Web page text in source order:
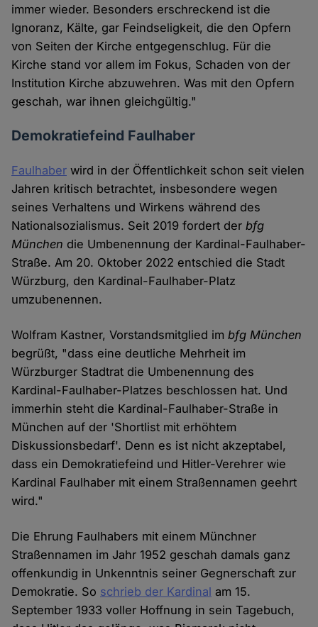
immer wieder. Besonders erschreckend ist die
Ignoranz, Kälte, gar Feindseligkeit, die den Opfern
von Seiten der Kirche entgegenschlug. Für die
Kirche stand vor allem im Fokus, Schaden von der
Institution Kirche abzuwehren. Was mit den Opfern
geschah, war ihnen gleichgültig."
Demokratiefeind Faulhaber
Faulhaber wird in der Öffentlichkeit schon seit vielen
Jahren kritisch betrachtet, insbesondere wegen
seines Verhaltens und Wirkens während des
Nationalsozialismus. Seit 2019 fordert derbfg
München die Umbenennung der Kardinal-Faulhaber-
Straße. Am 20. Oktober 2022 entschied die Stadt
Würzburg, den Kardinal-Faulhaber-Platz
umzubenennen.
Wolfram Kastner, Vorstandsmitglied imbfg München
begrüßt, "dass eine deutliche Mehrheit im
Würzburger Stadtrat die Umbenennung des
Kardinal-Faulhaber-Platzes beschlossen hat. Und
immerhin steht die Kardinal-Faulhaber-Straße in
München auf der 'Shortlist mit erhöhtem
Diskussionsbedarf'. Denn es ist nicht akzeptabel,
dass ein Demokratiefeind und Hitler-Verehrer wie
Kardinal Faulhaber mit einem Straßennamen geehrt
wird."
Die Ehrung Faulhabers mit einem Münchner
Straßennamen im Jahr 1952 geschah damals ganz
offenkundig in Unkenntnis seiner Gegnerschaft zur
Demokratie. So schrieb der Kardinal am 15.
September 1933 voller Hoffnung in sein Tagebuch,